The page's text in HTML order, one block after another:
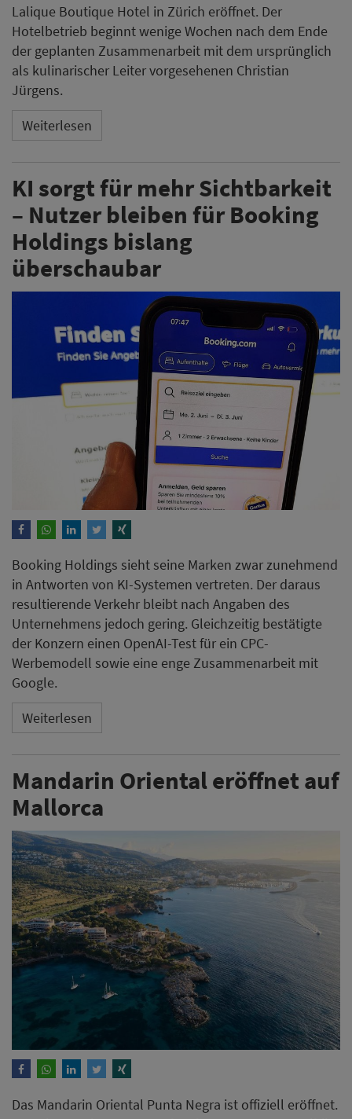
Lalique Boutique Hotel in Zürich eröffnet. Der
Hotelbetrieb beginnt wenige Wochen nach dem Ende
der geplanten Zusammenarbeit mit dem ursprünglich
als kulinarischer Leiter vorgesehenen Christian
Jürgens.
Weiterlesen
KI sorgt für mehr Sichtbarkeit
– Nutzer bleiben für Booking
Holdings bislang
überschaubar
Booking Holdings sieht seine Marken zwar zunehmend
in Antworten von KI-Systemen vertreten. Der daraus
resultierende Verkehr bleibt nach Angaben des
Unternehmens jedoch gering. Gleichzeitig bestätigte
der Konzern einen OpenAI-Test für ein CPC-
Werbemodell sowie eine enge Zusammenarbeit mit
Google.
Weiterlesen
Mandarin Oriental eröffnet auf
Mallorca
Das Mandarin Oriental Punta Negra ist offiziell eröffnet.